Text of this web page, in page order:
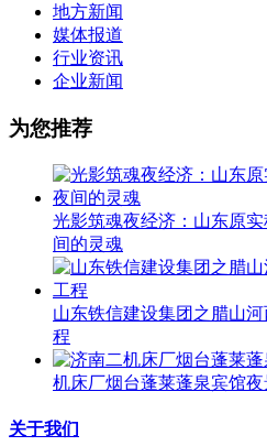
地方新闻
媒体报道
行业资讯
企业新闻
为您推荐
光影筑魂夜经济：山东原
间的灵魂
山东铁信建设集团之腊山
程
机床厂烟台蓬莱蓬泉宾馆
关于我们